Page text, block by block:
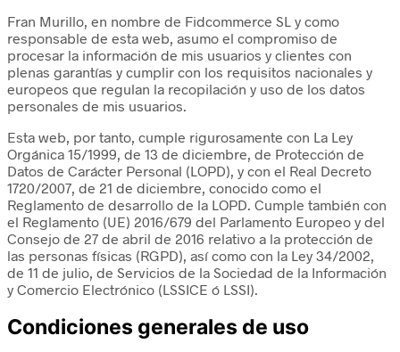
Fran Murillo, en nombre de Fidcommerce SL y como
responsable de esta web, asumo el compromiso de
procesar la información de mis usuarios y clientes con
plenas garantías y cumplir con los requisitos nacionales y
europeos que regulan la recopilación y uso de los datos
personales de mis usuarios.
Esta web, por tanto, cumple rigurosamente con La Ley
Orgánica 15/1999, de 13 de diciembre, de Protección de
Datos de Carácter Personal (LOPD), y con el Real Decreto
1720/2007, de 21 de diciembre, conocido como el
Reglamento de desarrollo de la LOPD. Cumple también con
el Reglamento (UE) 2016/679 del Parlamento Europeo y del
Consejo de 27 de abril de 2016 relativo a la protección de
las personas físicas (RGPD), así como con la Ley 34/2002,
de 11 de julio, de Servicios de la Sociedad de la Información
y Comercio Electrónico (LSSICE ó LSSI).
Condiciones generales de uso